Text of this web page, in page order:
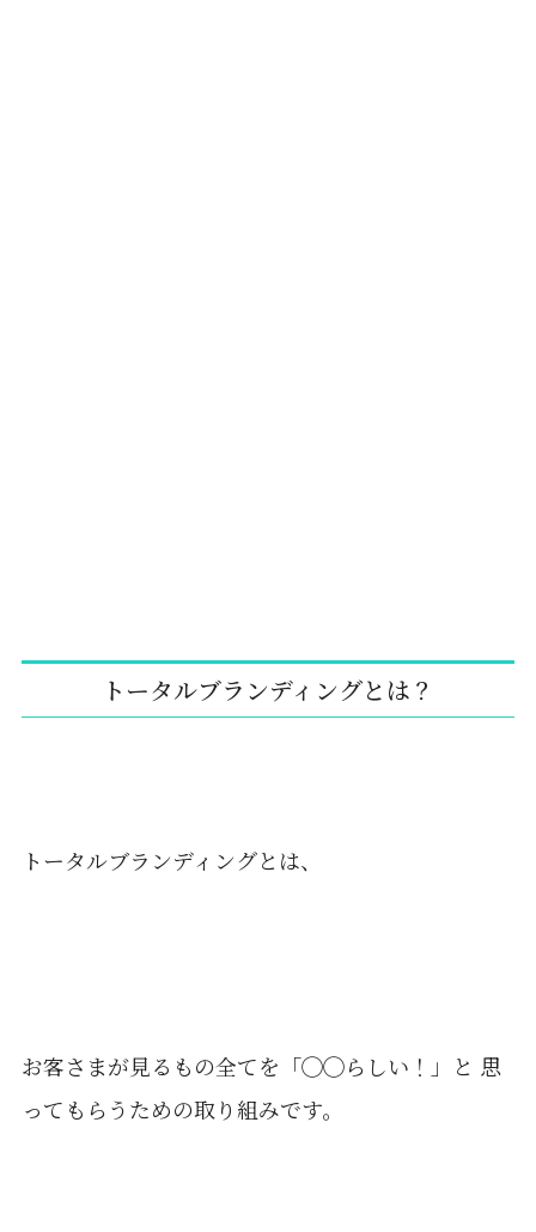
トータルブランディングとは？
トータルブランディングとは、
お客さまが見るもの全てを「◯◯らしい！」と 思
ってもらうための取り組みです。